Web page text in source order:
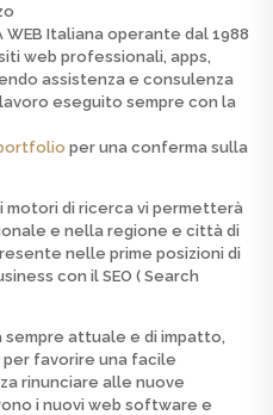
WEB Italiana operante dal 1988
web professionali, apps,
assistenza e consulenza
eseguito sempre con la
per una conferma sulla
motori di ricerca vi permetterà
e nella regione e città di
nelle prime posizioni di
con il SEO ( Search
sempre attuale e di impatto,
per favorire una facile
rinunciare alle nuove
i nuovi web software e